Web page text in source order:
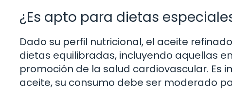
¿Es apto para dietas
Dado su perfil nutricional, el aceite
dietas equilibradas, incluyendo aquellas
promoción de la salud cardiovascular. Es
aceite, su consumo debe ser moderado